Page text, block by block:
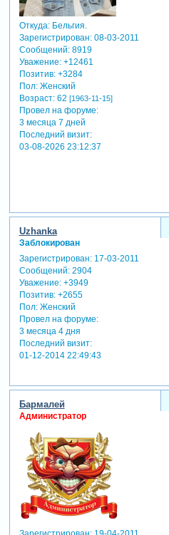
Откуда:Бельгия.
Зарегистрирован: 08-03-2011
Сообщений:8919
Уважение: +12461
Позитив: +3284
Пол:Женский
Возраст:62 [1963-11-15]
Провел на форуме:
3 месяца 7 дней
Последний визит:
03-08-2026 23:12:37
Uzhanka
Заблокирован
Зарегистрирован: 17-03-2011
Сообщений:2904
Уважение: +3949
Позитив: +2655
Пол:Женский
Провел на форуме:
3 месяца 4 дня
Последний визит:
01-12-2014 22:49:43
Бармалей
Администратор